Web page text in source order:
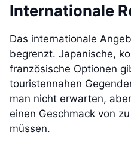
Internationale
Das internationale
begrenzt. Japanische,
französische Optionen
touristennahen
man nicht erwarten,
einen Geschmack von
müssen.